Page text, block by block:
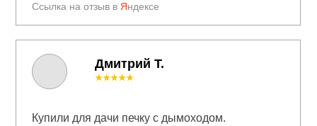
Ссылка на отзыв в Яндексе
★★★★★
Купили для дачи печку с дымоходом.
Дмитрий Т.